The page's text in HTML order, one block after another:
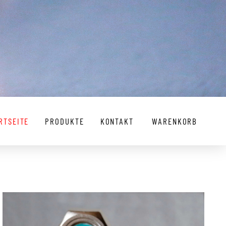
PRODUKTE KONTAKT WARENKORB